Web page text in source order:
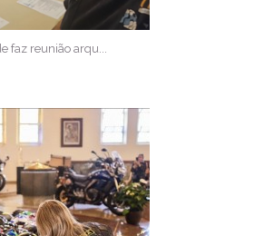
faz reunião arqu...